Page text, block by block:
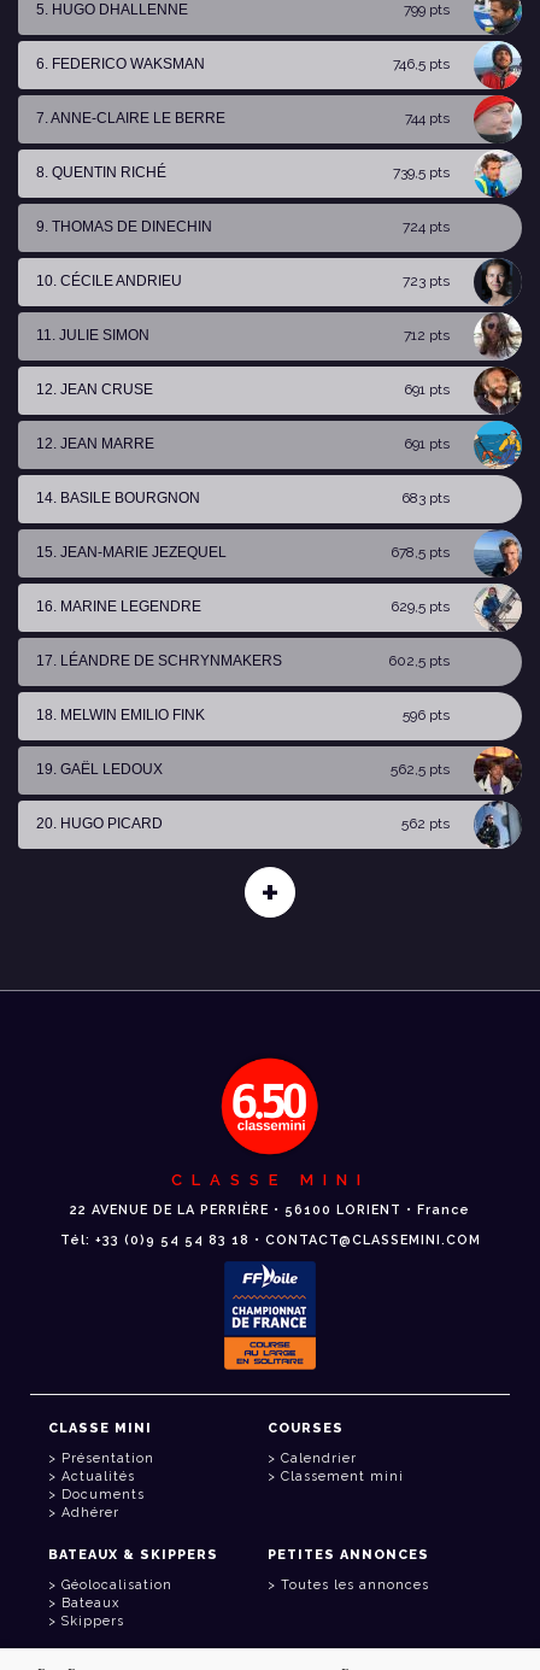
5. HUGO DHALLENNE 799 pts
6. FEDERICO WAKSMAN 746,5 pts
7. ANNE-CLAIRE LE BERRE 744 pts
8. QUENTIN RICHÉ 739,5 pts
9. THOMAS DE DINECHIN 724 pts
10. CÉCILE ANDRIEU 723 pts
11. JULIE SIMON 712 pts
12. JEAN CRUSE 691 pts
12. JEAN MARRE 691 pts
14. BASILE BOURGNON 683 pts
15. JEAN-MARIE JEZEQUEL 678,5 pts
16. MARINE LEGENDRE 629,5 pts
17. LÉANDRE DE SCHRYNMAKERS 602,5 pts
18. MELWIN EMILIO FINK 596 pts
19. GAËL LEDOUX 562,5 pts
20. HUGO PICARD 562 pts
+
CLASSE MINI
22 AVENUE DE LA PERRIÈRE • 56100 LORIENT • France
Tél: +33 (0)9 54 54 83 18 • CONTACT@CLASSEMINI.COM
CLASSE MINI
Présentation
Actualités
Documents
Adhérer
COURSES
Calendrier
Classement mini
BATEAUX & SKIPPERS
Géolocalisation
Bateaux
Skippers
PETITES ANNONCES
Toutes les annonces